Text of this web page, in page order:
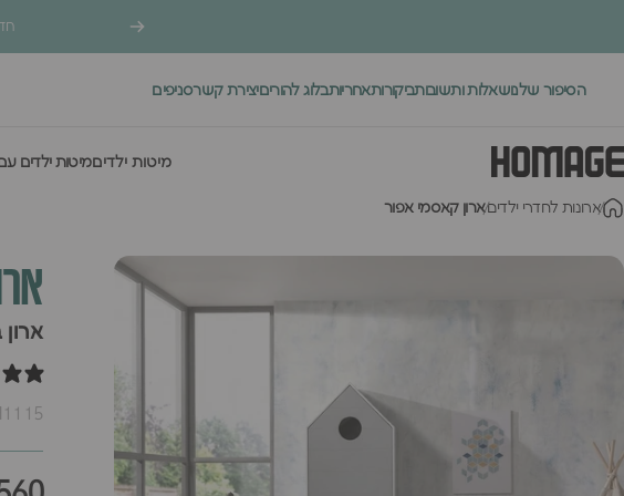
הסיפור שלנושאלות ותשובותביקורותאחריותבלוג להוריםיצירת קשרסניפים
Homage Design
מיטות ילדיםמיטות ילדים
ארונות לחדרי ילדיםארון קאסמי אפור